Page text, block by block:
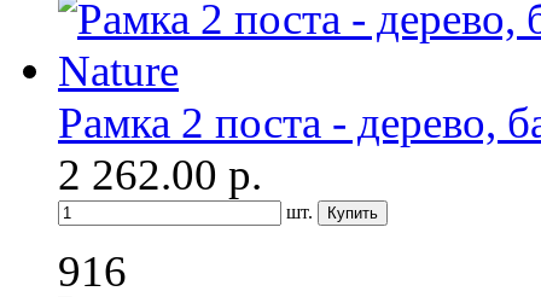
Рамка 2 поста - дерево,
2 262.00 р.
шт.
916